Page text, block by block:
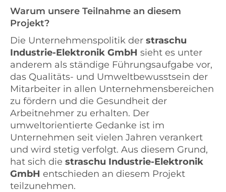
Warum unsere Teilnahme an diesem
Projekt?
Die Unternehmenspolitik der straschu
Industrie-Elektronik GmbH sieht es unter
anderem als ständige Führungsaufgabe vor,
das Qualitäts- und Umweltbewusstsein der
Mitarbeiter in allen Unternehmensbereichen
zu fördern und die Gesundheit der
Arbeitnehmer zu erhalten. Der
umweltorientierte Gedanke ist im
Unternehmen seit vielen Jahren verankert
und wird stetig verfolgt. Aus diesem Grund,
hat sich die straschu Industrie-Elektronik
GmbH entschieden an diesem Projekt
teilzunehmen.